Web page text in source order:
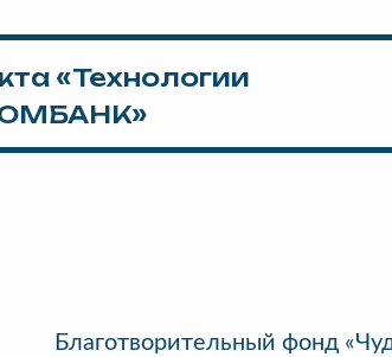
«Технологии
Благотворительный фонд